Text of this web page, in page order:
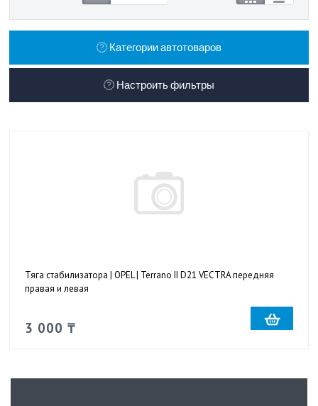
Категории автотоваров
Настроить фильтры
Тяга стабилизатора | OPEL | Terrano II D21 VECTRA передняя
правая и левая
3 000 ₸